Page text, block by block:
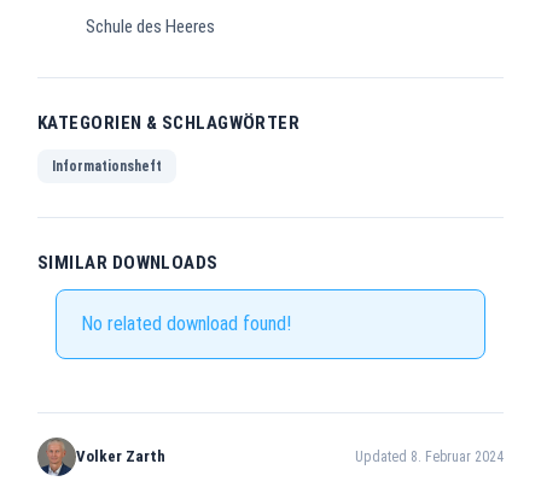
Schule des Heeres
KATEGORIEN & SCHLAGWÖRTER
Informationsheft
SIMILAR DOWNLOADS
No related download found!
Volker Zarth Updated 8. Februar 2024